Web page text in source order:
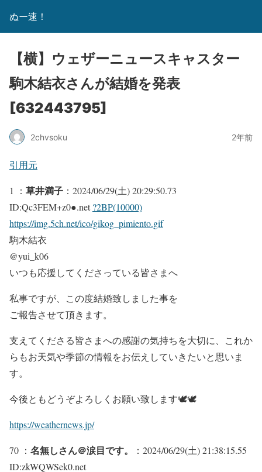
ぬー速！
【横】ウェザーニュースキャスター
駒木結衣さんが結婚を発表
[632443795]
2chvsoku 2年前
引用元
1 ： 草井満子 ：2024/06/29(土) 20:29:50.73
ID:Qc3FEM+z0●.net?2BP(10000)
https://img.5ch.net/ico/gikog_pimiento.gif
駒木結衣
@yui_k06
いつも応援してくださっている皆さまへ
私事ですが、この度結婚致しました事を
ご報告させて頂きます。
支えてくださる皆さまへの感謝の気持ちを大切に、これか
らもお天気や季節の情報をお伝えしていきたいと思いま
す。
今後ともどうぞよろしくお願い致します🕊🕊
https://weathernews.jp/
70 ： 名無しさん＠涙目です。
：2024/06/29(土) 21:38:15.55
ID:zkWQWSek0.net